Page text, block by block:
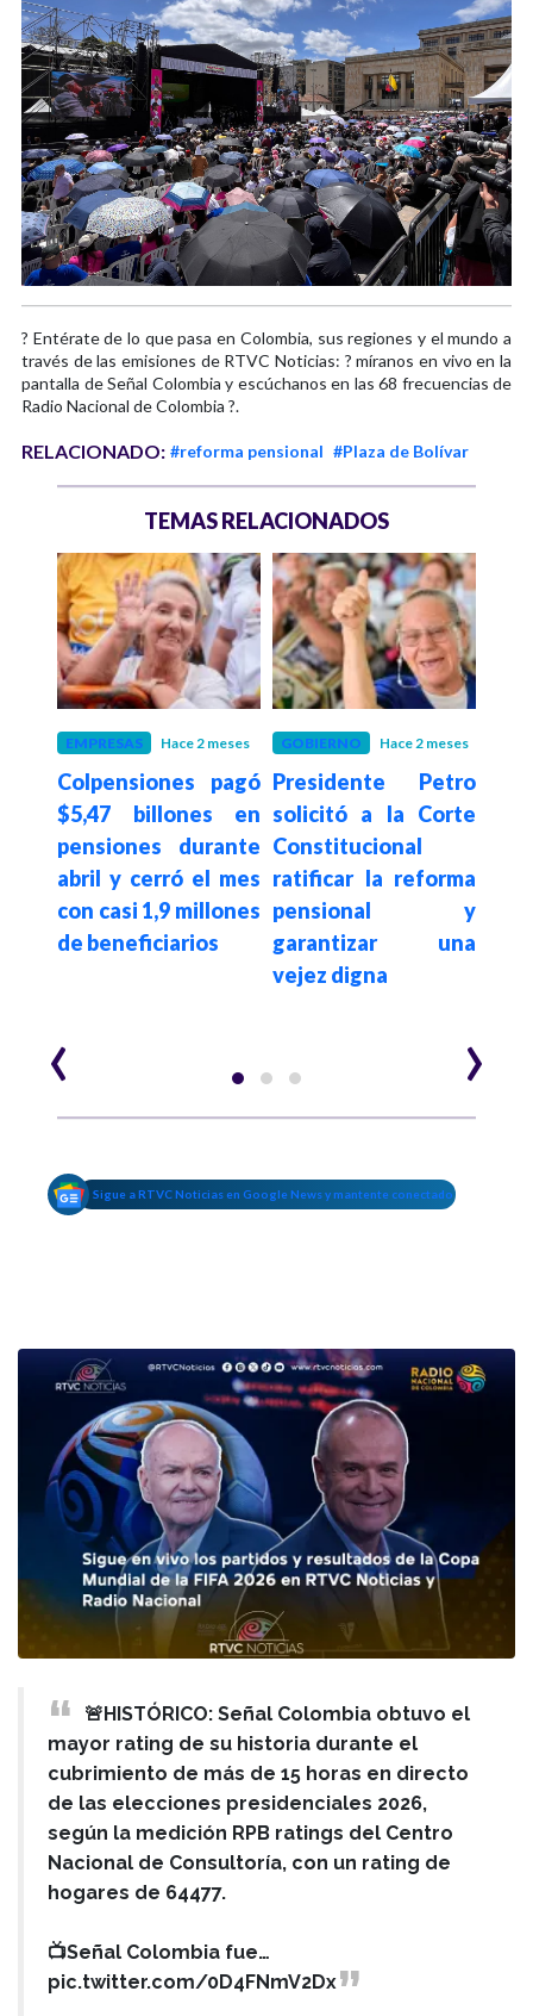
? Entérate de lo que pasa en Colombia, sus regiones y el mundo a
través de las emisiones de RTVC Noticias: ? míranos en vivo en la
pantalla de Señal Colombia y escúchanos en las 68 frecuencias de
Radio Nacional de Colombia ?.
RELACIONADO: #reforma pensional #Plaza de Bolívar
TEMAS RELACIONADOS
EMPRESAS Hace 2 meses
Colpensiones pagó
$5,47 billones en
pensiones durante
abril y cerró el mes
con casi 1,9 millones
de beneficiarios
GOBIERNO Hace 2 meses
Presidente Petro
solicitó a la Corte
Constitucional
ratificar la reforma
pensional y
garantizar una
vejez digna
‹ ›
Sigue a RTVC Noticias en Google News y mantente conectado
🚨HISTÓRICO: Señal Colombia obtuvo el
mayor rating de su historia durante el
cubrimiento de más de 15 horas en directo
de las elecciones presidenciales 2026,
según la medición RPB ratings del Centro
Nacional de Consultoría, con un rating de
hogares de 64477.
📺Señal Colombia fue…
pic.twitter.com/0D4FNmV2Dx